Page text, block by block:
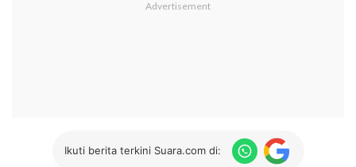
Ikuti berita terkini Suara.com di: